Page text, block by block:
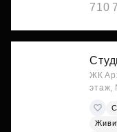
710
ЖК
этаж,